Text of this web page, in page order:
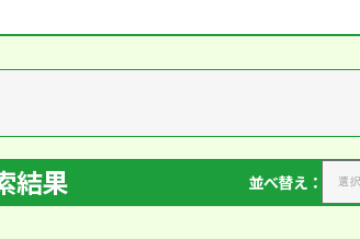
結果 並べ替え：